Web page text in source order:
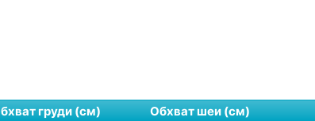
груди (см) Обхват шеи (см)